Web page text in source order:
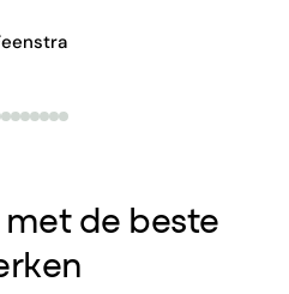
de beste